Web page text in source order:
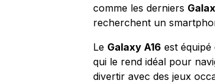
comme les derniers
recherchent un
Le Galaxy A16 est équipé
qui le rend idéal pour
divertir avec des jeux